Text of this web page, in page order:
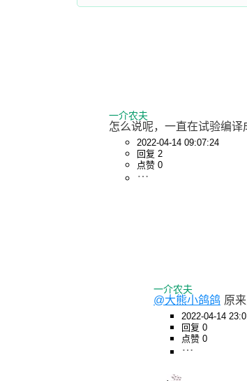
一介农夫
怎么说呢，一直在试验编
2022-04-14 09:07:24
回复 2
点赞 0
一介农夫
@大熊小鸽鸽 原
2022-04-14
回复 0
点赞 0